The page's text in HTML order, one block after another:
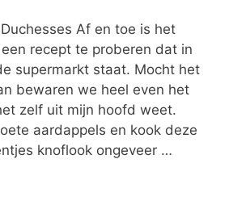
Af en toe is het
recept te proberen dat in
supermarkt staat. Mocht het
bewaren we heel even het
zelf uit mijn hoofd weet.
aardappels en kook deze
knoflook ongeveer …